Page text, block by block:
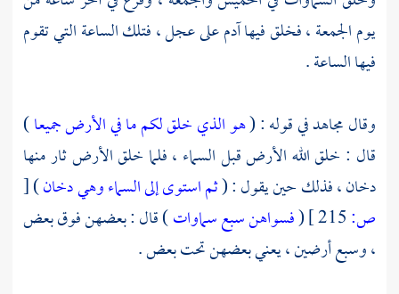
يوم الجمعة ، فخلق فيها آدم على عجل ، فتلك الساعة التي تقوم
فيها الساعة .
وقالمجاهدفي قوله : (هو الذي خلق لكم ما في الأرض جميعا)
قال : خلق الله الأرض قبل السماء ، فلما خلق الأرض ثار منها
دخان ، فذلك حين يقول : (ثم استوى إلى السماء وهي دخان)
[
ص:
(فسواهن سبع سماوات) قال : بعضهن فوق بعض
، وسبع أرضين ، يعني بعضهن تحت بعض .